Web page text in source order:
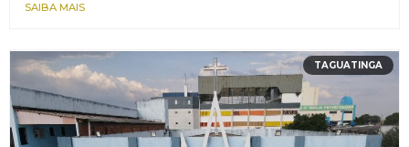
SAIBA MAIS
TAGUATINGA